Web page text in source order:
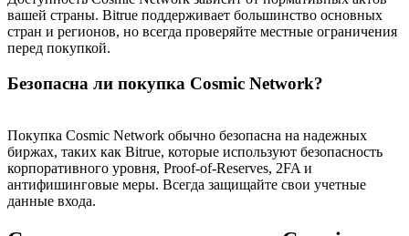
вашей страны. Bitrue поддерживает большинство основных
стран и регионов, но всегда проверяйте местные ограничения
перед покупкой.
Безопасна ли покупка Cosmic Network?
Покупка Cosmic Network обычно безопасна на надежных
биржах, таких как Bitrue, которые используют безопасность
корпоративного уровня, Proof-of-Reserves, 2FA и
антифишинговые меры. Всегда защищайте свои учетные
данные входа.